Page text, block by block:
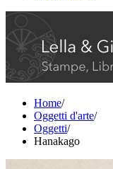
Home/
Oggetti d'arte/
Oggetti/
Hanakago